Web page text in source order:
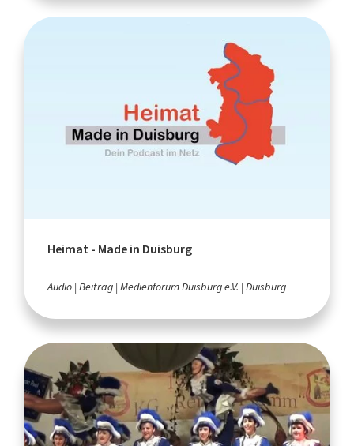
Heimat - Made in Duisburg
Audio Beitrag Medienforum Duisburg e.V. Duisburg